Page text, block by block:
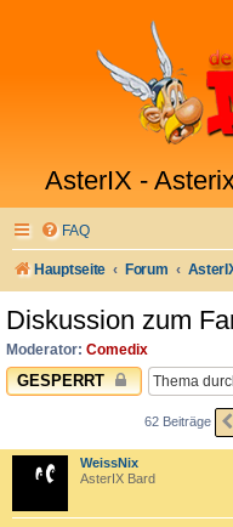
AsterIX -
FAQ
Hauptseite Forum
Diskussion zum
Moderator: Comedix
GESPERRT
62 Beiträge
WeissNix
AsterIX Bard